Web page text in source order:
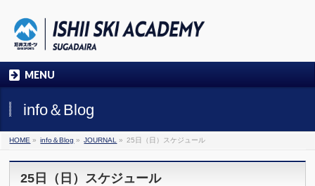
MENU
info＆Blog
HOME » info＆Blog » JOURNAL » 25日（日）スケジュール
25日（日）スケジュール